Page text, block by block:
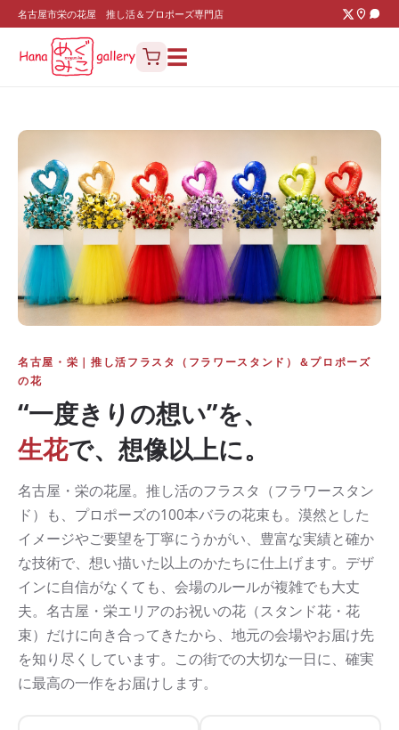
名古屋市栄の花屋 推し活＆プロポーズ専門店
☰
名古屋・栄｜推し活フラスタ（フラワースタンド）＆プロポーズ
の花
“一度きりの想い”を、
生花で、想像以上に。
名古屋・栄の花屋。推し活のフラスタ（フラワースタン
ド）も、プロポーズの100本バラの花束も。漠然とした
イメージやご要望を丁寧にうかがい、豊富な実績と確か
な技術で、想い描いた以上のかたちに仕上げます。デザ
インに自信がなくても、会場のルールが複雑でも大丈
夫。名古屋・栄エリアのお祝いの花（スタンド花・花
束）だけに向き合ってきたから、地元の会場やお届け先
を知り尽くしています。この街での大切な一日に、確実
に最高の一作をお届けします。